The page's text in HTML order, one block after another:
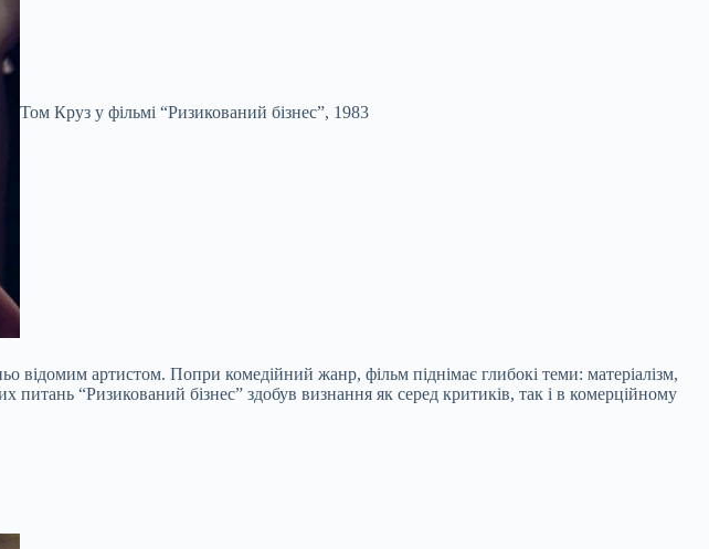
Том Круз у фільмі “Ризикований бізнес”, 1983
відомим артистом. Попри комедійний жанр, фільм піднімає глибокі теми: матеріалізм,
“Ризикований бізнес” здобув визнання як серед критиків, так і в комерційному